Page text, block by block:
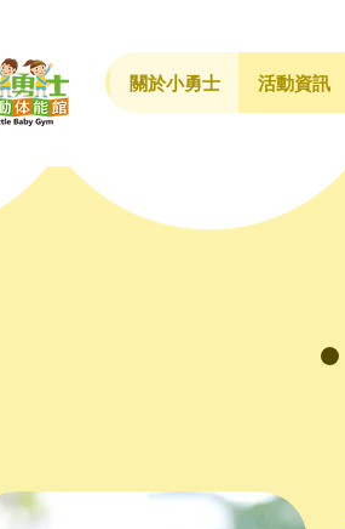
關於小勇士 活動資訊